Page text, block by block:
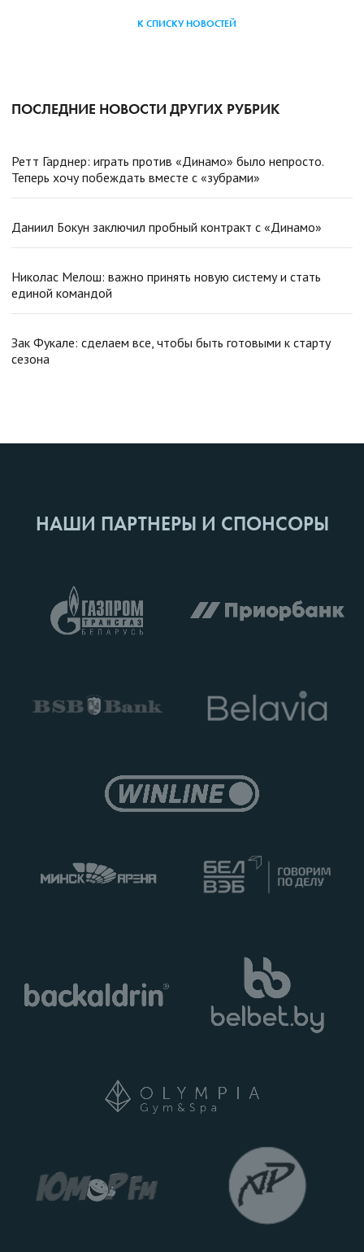
К СПИСКУ НОВОСТЕЙ
ПОСЛЕДНИЕ НОВОСТИ ДРУГИХ РУБРИК
Ретт Гарднер: играть против «Динамо» было непросто.
Теперь хочу побеждать вместе с «зубрами»
Даниил Бокун заключил пробный контракт с «Динамо»
Николас Мелош: важно принять новую систему и стать
единой командой
Зак Фукале: сделаем все, чтобы быть готовыми к старту
сезона
НАШИ ПАРТНЕРЫ И СПОНСОРЫ